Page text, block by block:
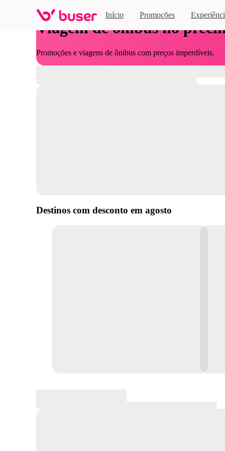
Início Promoções
Viagem de ônibus no
Promoções e viagens de ônibus com preços imperdíveis.
Destinos com desconto em agosto